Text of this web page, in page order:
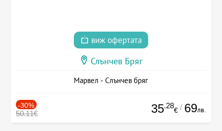
виж офертата
Слънчев Бряг
Марвел - Слънчев бряг
-30%
50.11€ 35.28
€ / 69лв.